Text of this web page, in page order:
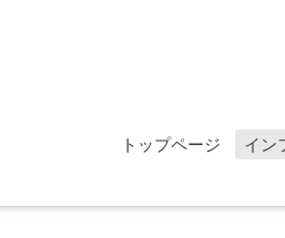
トップページ イン